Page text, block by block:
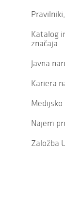
Katalog
značaja
Javna
Kariera
Medijsko
Najem
Založba